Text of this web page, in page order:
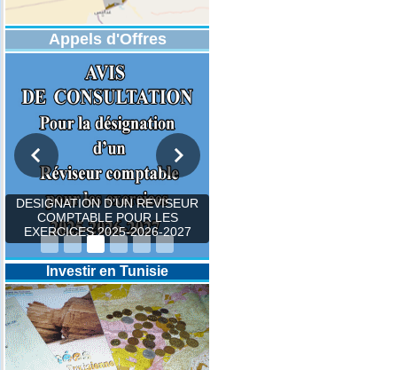
Appels d'Offres
DESIGNATION D’UN REVISEUR
COMPTABLE POUR LES
EXERCICES 2025-2026-2027
Investir en Tunisie